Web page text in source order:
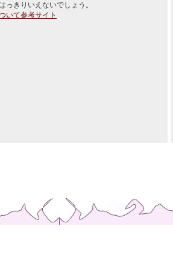
っきりいえないでしょう。
いて参考サイト